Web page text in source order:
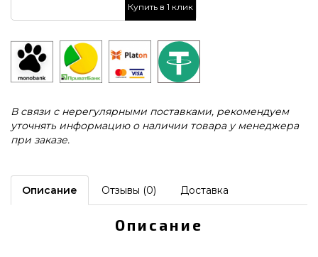
Купить в 1 клик
В связи с нерегулярными поставками, рекомендуем
уточнять информацию о наличии товара у менеджера
при заказе.
Описание Отзывы (0) Доставка
Описание